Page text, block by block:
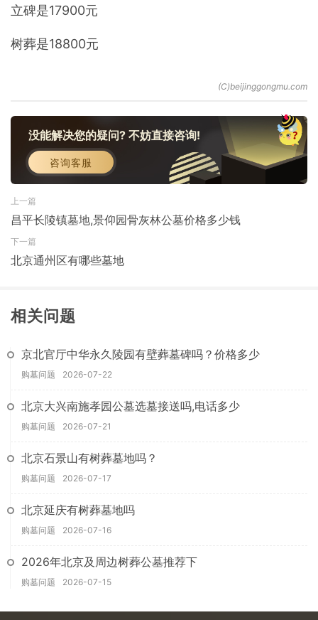
立碑是17900元
树葬是18800元
没能解决您的疑问? 不妨直接咨询!
咨询客服
上一篇
昌平长陵镇墓地,景仰园骨灰林公墓价格多少钱
下一篇
北京通州区有哪些墓地
相关问题
京北官厅中华永久陵园有壁葬墓碑吗？价格多少
购墓问题 2026-07-22
北京大兴南施孝园公墓选墓接送吗,电话多少
购墓问题 2026-07-21
北京石景山有树葬墓地吗？
购墓问题 2026-07-17
北京延庆有树葬墓地吗
购墓问题 2026-07-16
2026年北京及周边树葬公墓推荐下
购墓问题 2026-07-15